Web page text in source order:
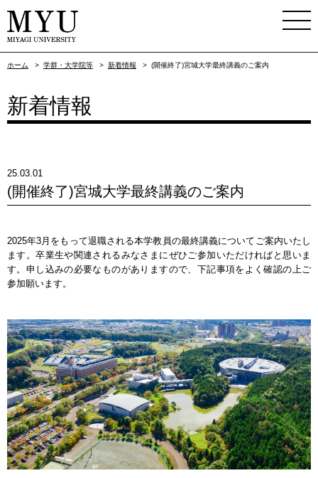
ホーム > 学群・大学院等 > 新着情報 > (開催終了)宮城大学最終講義のご案内
新着情報
25.03.01
(開催終了)宮城大学最終講義のご案内
2025年3月をもって退職される本学教員の最終講義についてご案内いたし
ます。卒業生や関連されるみなさまにぜひご参加いただければと思いま
す。申し込みの必要なものがありますので、下記事項をよく確認の上ご
参加願います。